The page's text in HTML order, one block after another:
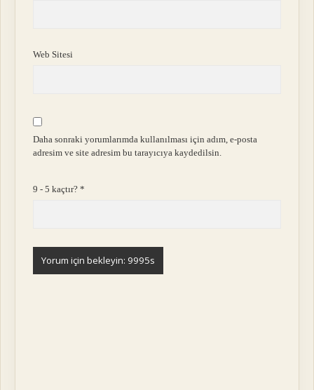
Web Sitesi
Daha sonraki yorumlarımda kullanılması için adım, e-posta
adresim ve site adresim bu tarayıcıya kaydedilsin.
9 - 5 kaçtır?*